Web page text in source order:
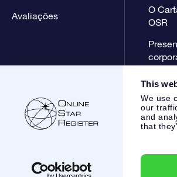
This
We use
our
and
that
Avaliações
O
OSR
Apoio ao Cliente:help@osr.org KVK: